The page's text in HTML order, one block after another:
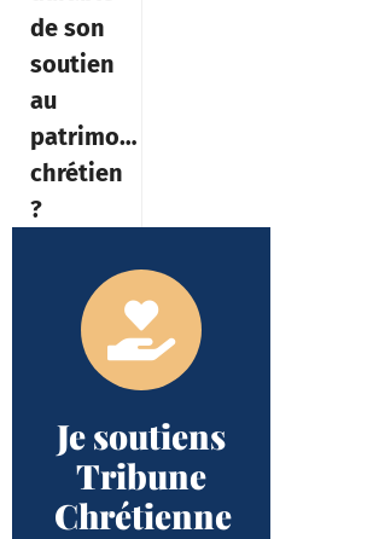
de son
soutien
au
patrimoine
chrétien
?
Je soutiens
Tribune
Chrétienne